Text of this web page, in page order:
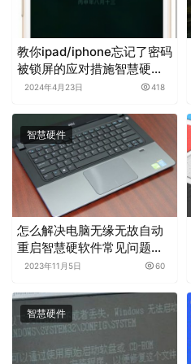
教你ipad/iphone忘记了密码
被锁屏的应对措施智慧硬软
件常见问题处理分享
2024年4月23日 418
智慧硬件
怎么解决电脑无缘无故自动
重启智慧硬软件常见问题处
理分享
2023年11月5日 60
智慧硬件